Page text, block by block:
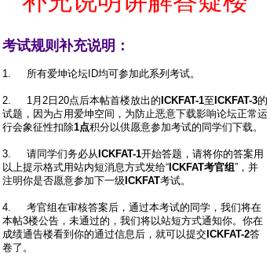
考试规则补充说明：
1. 所有爱坤论坛ID均可参加此系列考试。
2. 1月2日20点后本帖首楼放出的 ICKFAT-1至 ICKFAT-3的
试题，因为占用爱坤空间，为防止恶意下载影响论坛正常运
行会象征性扣除1点积分以供愿意参加考试的同学们下载。
3. 请同学们务必从 ICKFAT-1开始答题，请将你的答案用
以上提示格式用站内短消息方式发给“ ICKFAT考官组 ”，并
注明你是否愿意参加下一级 ICKFAT考试。
4. 考官组在审核答案后，通过本考试的同学，我们将在
本帖3楼公告，未通过的，我们将以站短方式通知你。你在
成绩通告楼看到你的通过信息后，就可以提交 ICKFAT-2答
卷了。